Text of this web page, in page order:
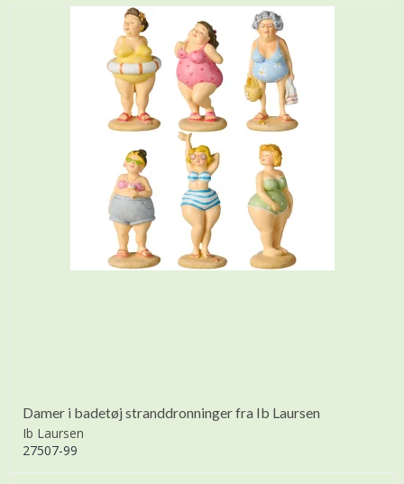
Damer i badetøj stranddronninger fra Ib Laursen
Ib Laursen
27507-99